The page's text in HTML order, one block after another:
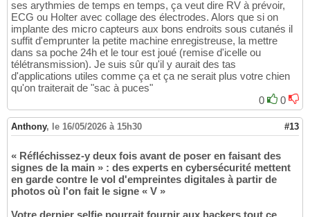
ses arythmies de temps en temps, ça veut dire RV à prévoir,
ECG ou Holter avec collage des électrodes. Alors que si on
implante des micro capteurs aux bons endroits sous cutanés il
suffit d'emprunter la petite machine enregistreuse, la mettre
dans sa poche 24h et le tour est joué (remise d'icelle ou
télétransmission). Je suis sûr qu'il y aurait des tas
d'applications utiles comme ça et ça ne serait plus votre chien
qu'on traiterait de "sac à puces"
0
0
Anthony, le 16/05/2026 à 15h30 #13
« Réfléchissez-y deux fois avant de poser en faisant des
signes de la main » : des experts en cybersécurité mettent
en garde contre le vol d'empreintes digitales à partir de
photos où l'on fait le signe « V »
Votre dernier selfie pourrait fournir aux hackers tout ce